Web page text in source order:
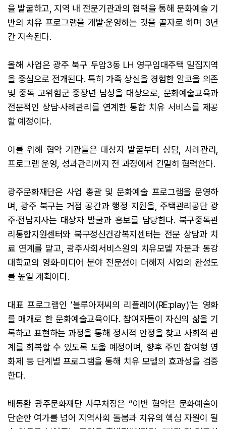
을 발굴하고, 지역 내 전문기관과의 협력을 통해 문화예술 기
반의 치유 프로그램을 개발·운영하는 것을 골자로 하며 3년
간 지속된다.
올해 사업은 광주 북구 두암3동 LH 영구임대주택 밀집지역
을 중심으로 전개된다. 특히 가족 상실을 경험한 알코올 의존
및 중독 고위험군 중장년 남성을 대상으로, 문화예술교육과
전문적인 상담·사례관리를 연계한 통합 치유 서비스를 제공
할 예정이다.
이를 위해 협약 기관들은 대상자 발굴부터 상담, 사례관리,
프로그램 운영, 성과관리까지 전 과정에서 긴밀히 협력한다.
광주문화재단은 사업 총괄 및 문화예술 프로그램을 운영하
며, 광주 북구는 거점 공간과 행정 지원을, 주택관리공단 광
주·전남지사는 대상자 발굴과 홍보를 담당한다. 북구중독관
리통합지원센터와 북구정신건강복지센터는 전문 상담과 치
료 연계를 맡고, 광주사회서비스원의 치유모델 자문과 동강
대학교의 영화·미디어 분야 전문성이 더해져 사업의 완성도
를 높일 계획이다.
대표 프로그램인 '블루아저씨의 리플레이(RE:play)'는 영화
를 매개로 한 문화예술교육이다. 참여자들이 자신의 삶을 기
록하고 표현하는 과정을 통해 정서적 안정을 찾고 사회적 관
계를 회복할 수 있도록 도울 예정이며, 향후 주민 참여형 영
화제 등 단계별 프로그램을 통해 치유 모델의 효과성을 검증
한다.
배동환 광주문화재단 사무처장은 “이번 협약은 문화예술이
단순한 여가를 넘어 지역사회 돌봄과 치유의 핵심 자원이 될